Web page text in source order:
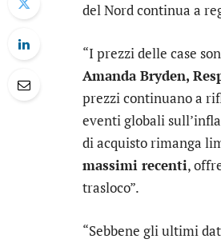
del Nord continua a
“I prezzi delle case
Amanda Bryden,
prezzi continuano a
eventi globali
di acquisto rimanga
massimi recenti,
trasloco”.
“Sebbene gli ultimi